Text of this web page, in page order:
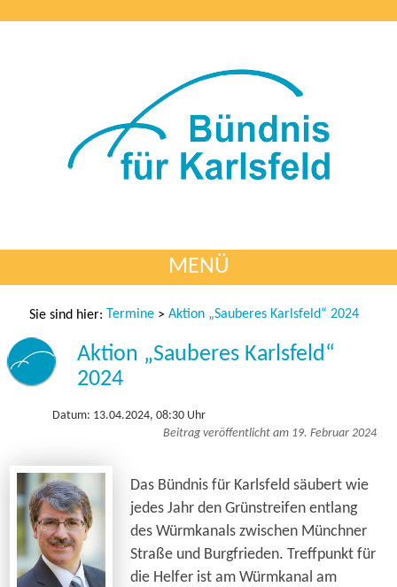
MENÜ
Sie sind hier: Termine > Aktion „Sauberes Karlsfeld“ 2024
Aktion „Sauberes Karlsfeld“
2024
Datum: 13.04.2024, 08:30 Uhr
Beitrag veröffentlicht am 19. Februar 2024
Das Bündnis für Karlsfeld säubert wie
jedes Jahr den Grünstreifen entlang
des Würmkanals zwischen Münchner
Straße und Burgfrieden. Treffpunkt für
die Helfer ist am Würmkanal am